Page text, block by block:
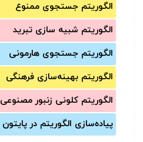
الگوریتم جستجوی ممنوع
الگوریتم شبیه سازی تبرید
الگوریتم جستجوی هارمونی
الگوریتم بهینه‌سازی فرهنگی
الگوریتم کلونی زنبور مصنوعی
پیاده‌سازی الگوریتم در پایتون